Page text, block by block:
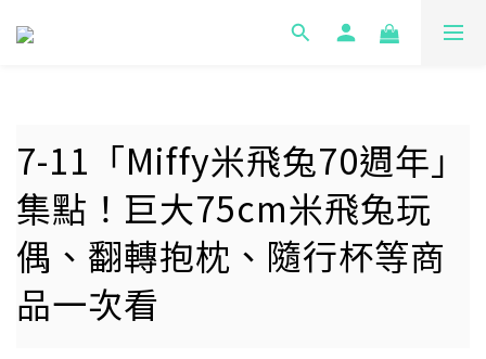
7-11「Miffy米飛兔70週年」
集點！巨大75cm米飛兔玩
偶、翻轉抱枕、隨行杯等商
品一次看